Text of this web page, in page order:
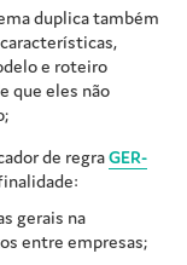
duplica também
e roteiro
que eles não
de regraGER-
gerais na
entre empresas;